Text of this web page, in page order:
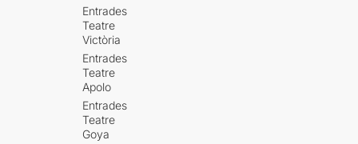
Entrades
Teatre
Victòria
Entrades
Teatre
Apolo
Entrades
Teatre
Goya